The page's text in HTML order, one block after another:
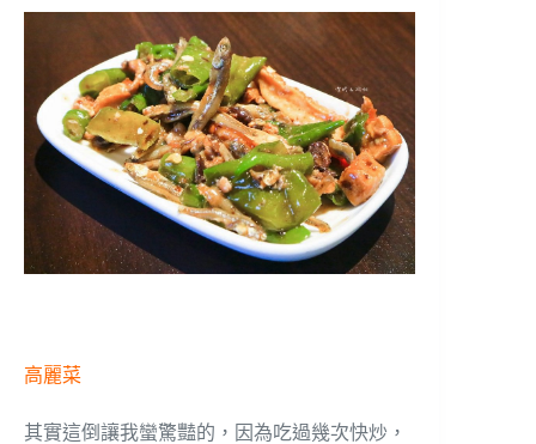
高麗菜
其實這倒讓我蠻驚豔的，因為吃過幾次快炒，